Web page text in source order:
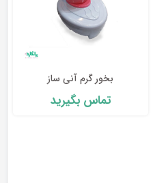
بخور گرم آنی ساز
تماس بگیرید